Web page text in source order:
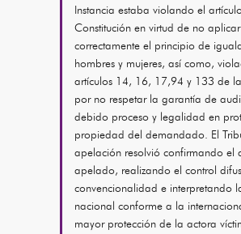
Instancia estaba violando el
Constitución en virtud de no aplicar
correctamente el principio de
hombres y mujeres, así como,
artículos 14, 16, 17,94 y 133 de
por no respetar la garantía de
debido proceso y legalidad en
propiedad del demandado. El
apelación resolvió confirmando el
apelado, realizando el control
convencionalidad e interpretando
nacional conforme a la
mayor protección de la actora